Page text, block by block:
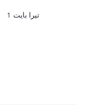
1 تيرا بايت